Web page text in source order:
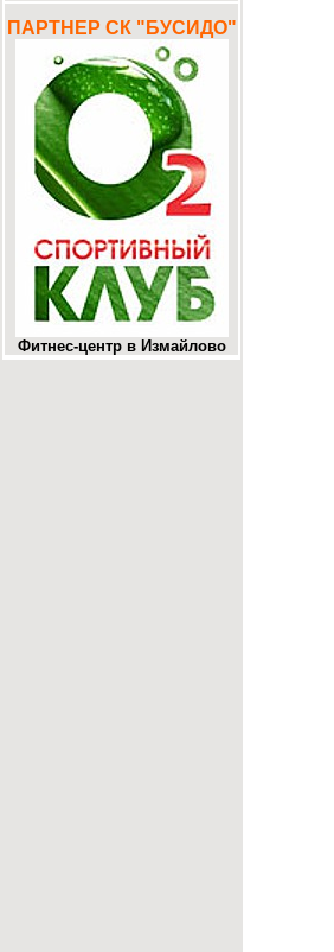
ПАРТНЕР СК "БУСИДО"
Фитнес-центр в Измайлово